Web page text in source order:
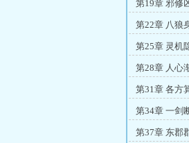
第19章 邪修
第22章 八狼
第25章 灵机
第28章 人心
第31章 各方
第34章 一剑
第37章 东郡